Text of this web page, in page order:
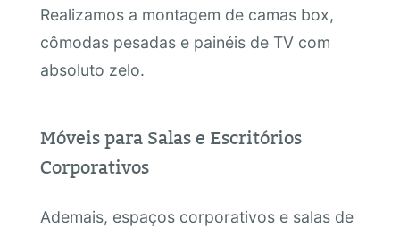
Realizamos a montagem de camas box,
cômodas pesadas e painéis de TV com
absoluto zelo.
Móveis para Salas e Escritórios
Corporativos
Ademais, espaços corporativos e salas de